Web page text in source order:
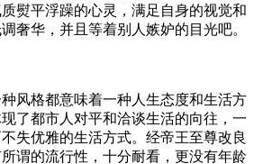
熨平浮躁的心灵，满足自身的视觉和
奢华，并且等着别人嫉妒的目光吧。
风格都意味着一种人生态度和生活方
了都市人对平和洽谈生活的向往，一
失优雅的生活方式。经帝王至尊改良
谓的流行性，十分耐看，更没有年龄